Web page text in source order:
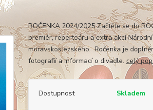
ROČENKA 2024/2025 Začtěte se do
premiér, repertoáru a extra akcí
moravskoslezského. Ročenka je
fotografií a informací o divadle. celý
Dostupnost Skladem